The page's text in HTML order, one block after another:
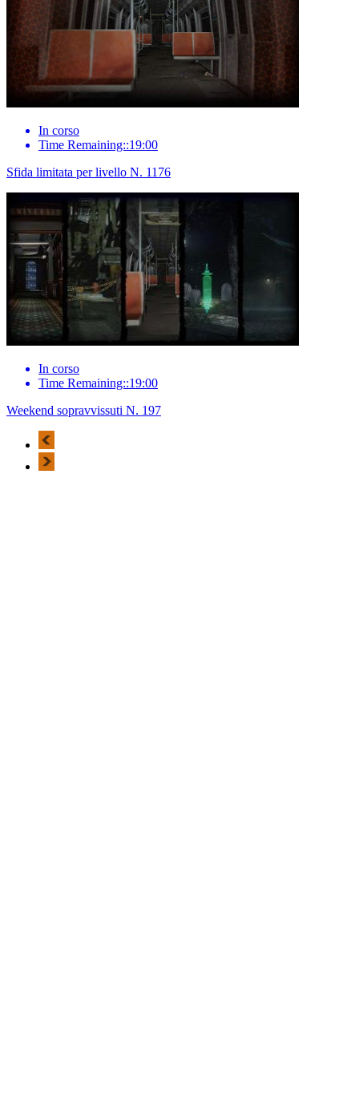
In corso
Time Remaining::19:00
Sfida limitata per livello N. 1176
In corso
Time Remaining::19:00
Weekend sopravvissuti N. 197